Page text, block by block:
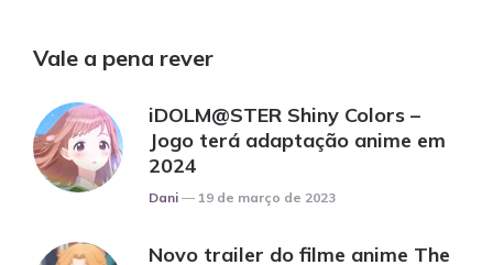
Vale a pena rever
iDOLM@STER Shiny Colors –
Jogo terá adaptação anime em
2024
Posted
Dani 19 de março de 2023
Novo trailer do filme anime The